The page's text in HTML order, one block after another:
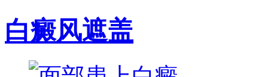
白癜风遮盖